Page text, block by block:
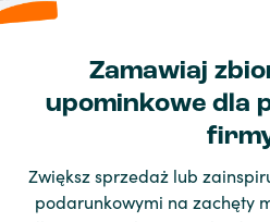
Zamawiaj
upominkowe dla
Zwiększ sprzedaż lub
podarunkowymi na zachęty